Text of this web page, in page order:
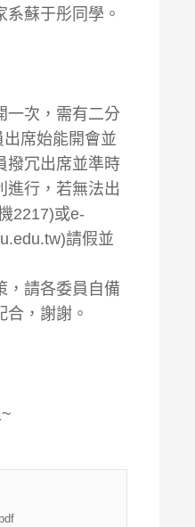
蘇于彤同學。
一次，需有二分
席始能開會並
撥冗出席並準時
進行，若無法出
2217)或e-
請假並
，請各委員自備
合，謝謝。